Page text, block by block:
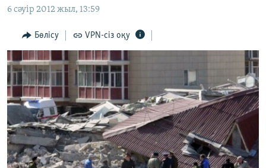
to
Navigation
Skip
to
Search
ҚАҢТАР ОҚИҒАСЫ
АДАМ ҚҰҚЫҚТАРЫ
ӘЛЕУМЕТ
ӘЛЕМ
АРНАЙЫ ЖОБАЛАР
Русский
ЖАЗЫЛЫҢЫЗ
6 сәуір 2012 жыл, 13:59
Бөлісу VPN-сіз оқу